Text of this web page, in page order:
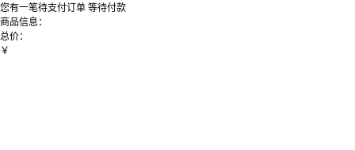
您有一笔待支付订单 等待付款
商品信息：
总价：
￥